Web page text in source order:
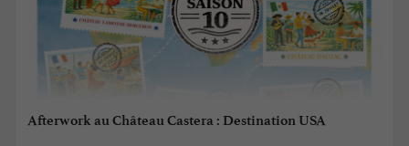
Afterwork au Château Castera : Destination USA